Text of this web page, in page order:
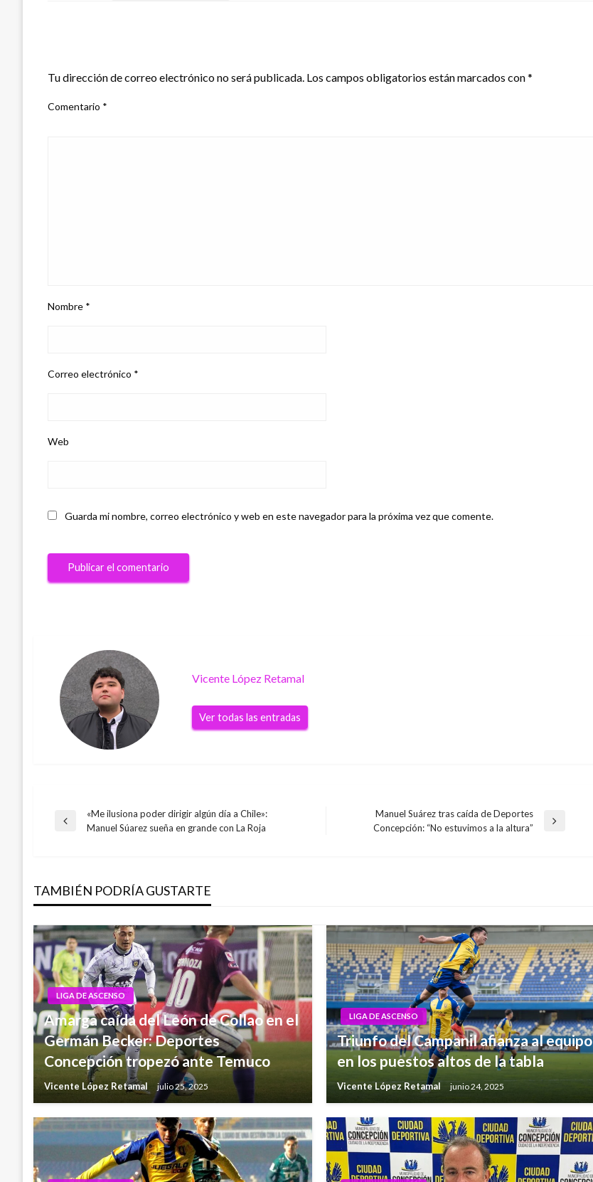
Tu dirección de correo electrónico no será publicada. Los campos obligatorios están marcados con*
Comentario *
Nombre *
Correo electrónico *
Web
Guarda mi nombre, correo electrónico y web en este navegador para la próxima vez que comente.
Vicente López Retamal
Ver todas las entradas
Navegación
entradas
Entrada
«Me ilusiona poder dirigir algún día a Chile»:
Manuel Súarez sueña en grande con La Roja
Manuel Suárez tras caída de Deportes
Concepción: “No estuvimos a la altura”
TAMBIÉN PODRÍA GUSTARTE
LIGA DE ASCENSO
Amarga caída del León de Collao en el
Germán Becker: Deportes
Concepción tropezó ante Temuco
Vicente López Retamal julio 25, 2025
LIGA DE ASCENSO
Triunfo del Campanil afianza al equipo
en los puestos altos de la tabla
Vicente López Retamal junio 24, 2025